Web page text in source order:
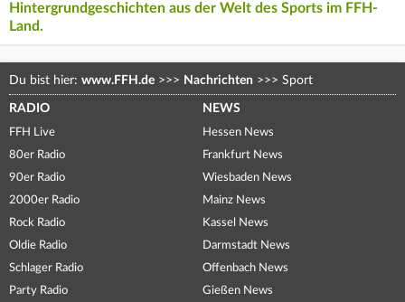
Hintergrundgeschichten aus der Welt des Sports im FFH-
Land.
Du bist hier: www.FFH.de >>> Nachrichten >>> Sport
RADIO
FFH Live
80er Radio
90er Radio
2000er Radio
Rock Radio
Oldie Radio
Schlager Radio
Party Radio
NEWS
Hessen News
Frankfurt News
Wiesbaden News
Mainz News
Kassel News
Darmstadt News
Offenbach News
Gießen News